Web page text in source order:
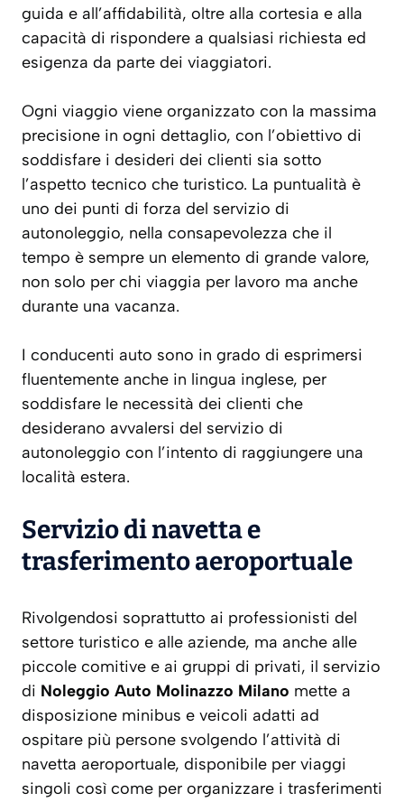
guida e all’affidabilità, oltre alla cortesia e alla
capacità di rispondere a qualsiasi richiesta ed
esigenza da parte dei viaggiatori.
Ogni viaggio viene organizzato con la massima
precisione in ogni dettaglio, con l’obiettivo di
soddisfare i desideri dei clienti sia sotto
l’aspetto tecnico che turistico. La puntualità è
uno dei punti di forza del servizio di
autonoleggio, nella consapevolezza che il
tempo è sempre un elemento di grande valore,
non solo per chi viaggia per lavoro ma anche
durante una vacanza.
I conducenti auto sono in grado di esprimersi
fluentemente anche in lingua inglese, per
soddisfare le necessità dei clienti che
desiderano avvalersi del servizio di
autonoleggio con l’intento di raggiungere una
località estera.
Servizio di navetta e
trasferimento aeroportuale
Rivolgendosi soprattutto ai professionisti del
settore turistico e alle aziende, ma anche alle
piccole comitive e ai gruppi di privati, il servizio
di Noleggio Auto Molinazzo Milano mette a
disposizione minibus e veicoli adatti ad
ospitare più persone svolgendo l’attività di
navetta aeroportuale, disponibile per viaggi
singoli così come per organizzare i trasferimenti